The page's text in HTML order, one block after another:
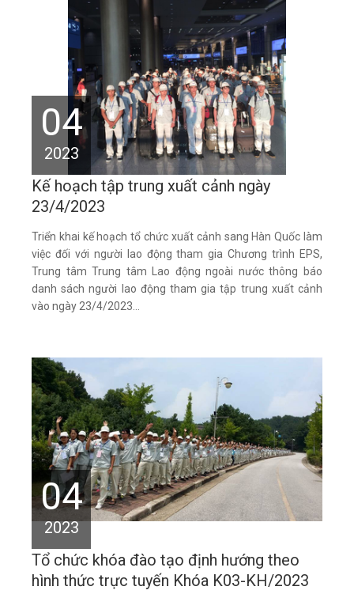
04
2023
Kế hoạch tập trung xuất cảnh ngày
23/4/2023
Triển khai kế hoạch tổ chức xuất cảnh sang Hàn Quốc làm
việc đối với người lao động tham gia Chương trình EPS,
Trung tâm Trung tâm Lao động ngoài nước thông báo
danh sách người lao động tham gia tập trung xuất cảnh
vào ngày 23/4/2023...
04
2023
Tổ chức khóa đào tạo định hướng theo
hình thức trực tuyến Khóa K03-KH/2023